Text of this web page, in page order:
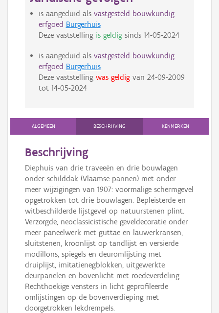
is aangeduid als vastgesteld bouwkundig
erfgoed Burgerhuis
Deze vaststelling is geldigsinds 14-05-2024
is aangeduid als vastgesteld bouwkundig
erfgoed Burgerhuis
Deze vaststelling was geldigvan 24-09-2009
tot 14-05-2024
ALGEMEEN BESCHRIJVING KENMERKEN
Beschrijving
Diephuis van drie traveeën en drie bouwlagen
onder schilddak (Vlaamse pannen) met onder
meer wijzigingen van 1907: voormalige schermgevel
opgetrokken tot drie bouwlagen. Bepleisterde en
witbeschilderde lijstgevel op natuurstenen plint.
Verzorgde, neoclassicistische geveldecoratie onder
meer paneelwerk met guttae en lauwerkransen,
sluitstenen, kroonlijst op tandlijst en versierde
modillons, spiegels en deuromlijsting met
druiplijst, imitatienegblokken, uitgewerkte
deurpanelen en bovenlicht met roedeverdeling.
Rechthoekige vensters in licht geprofileerde
omlijstingen op de bovenverdieping met
doorgetrokken lekdrempels.